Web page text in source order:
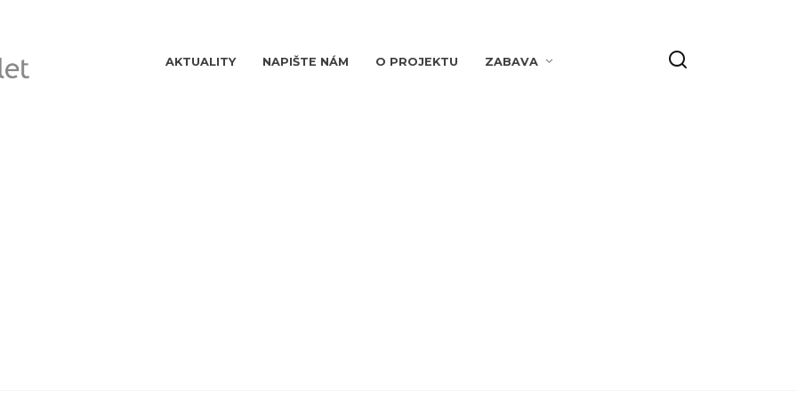
AKTUALITY NAPIŠTE NÁM O PROJEKTU ZABAVA